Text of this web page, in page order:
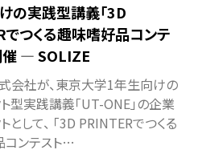
の実践型講義「3D
つくる趣味嗜好品コンテ
催 ― SOLIZE
会社が、東京大学1年生向けの
型実践講義「UT-ONE」の企業
として、 「3D PRINTERでつくる
ンテスト…